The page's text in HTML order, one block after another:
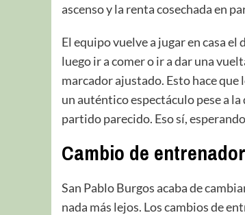
ascenso y la renta cosechada en
El equipo vuelve a jugar en casa
luego ir a comer o ir a dar una
marcador ajustado. Esto hace que
un auténtico espectáculo pese a
partido parecido. Eso sí,
Cambio de
San Pablo Burgos acaba de
nada más lejos. Los cambios de